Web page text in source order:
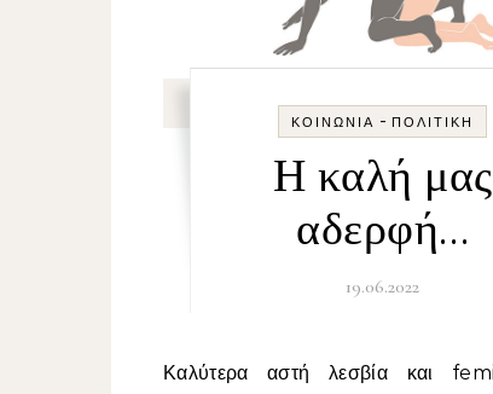
ΚΟΙΝΩΝΊΑ - ΠΟΛΙΤΙΚΉ
Η καλή μας
αδερφή…
19.06.2022
Καλύτερα αστή λεσβία και feminazi παρά